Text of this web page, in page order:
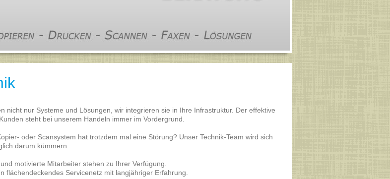
nicht nur Systeme und Lösungen, wir integrieren sie in Ihre Infrastruktur. Der effektive
steht bei unserem Handeln immer im Vordergrund.
oder Scansystem hat trotzdem mal eine Störung? Unser Technik-Team wird sich
darum kümmern.
motivierte Mitarbeiter stehen zu Ihrer Verfügung.
flächendeckendes Servicenetz mit langjähriger Erfahrung.